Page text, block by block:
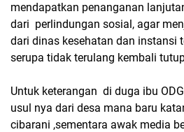
mendapatkan penanganan
dari perlindungan sosial, agar
dari dinas kesehatan dan instansi
serupa tidak terulang kembali
Untuk keterangan di duga ibu
usul nya dari desa mana baru
cibarani ,sementara awak media